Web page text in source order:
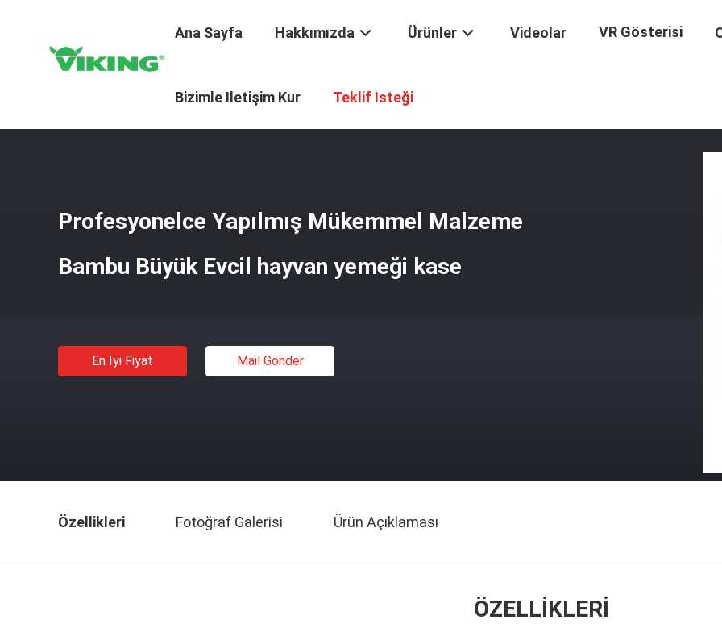
Ana Sayfa Hakkımızda Ürünler Videolar VR Gösterisi
Bizimle Iletişim Kur Teklif Isteği
Profesyonelce Yapılmış Mükemmel Malzeme
Bambu Büyük Evcil hayvan yemeği kase
En Iyi Fiyat Mail Gönder
Özellikleri Fotoğraf Galerisi Ürün Açıklaması
ÖZELLIKLERI